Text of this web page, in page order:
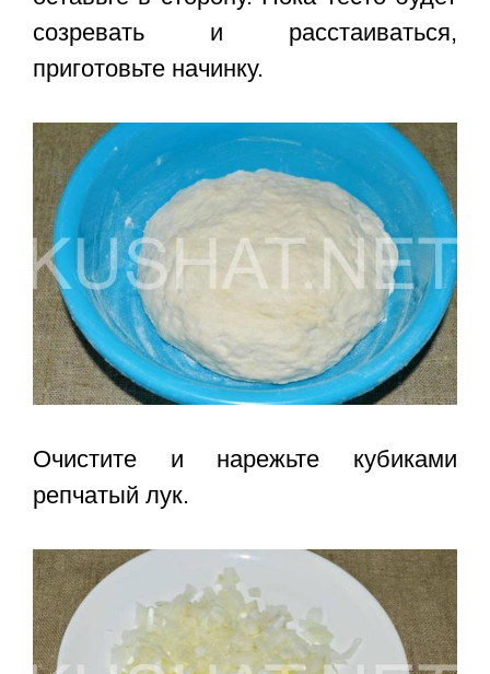
созревать и расстаиваться,
приготовьте начинку.
Очистите и нарежьте кубиками
репчатый лук.